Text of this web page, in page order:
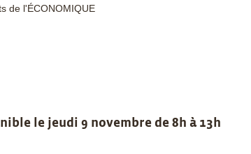
de l'ÉCONOMIQUE
le jeudi 9 novembre de 8h à 13h